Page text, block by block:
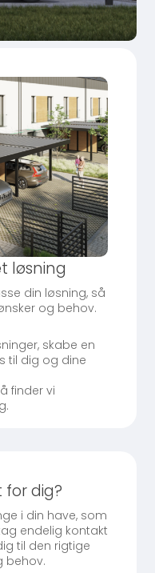
løsning
din løsning, så
og behov.
skabe en
til dig og dine
finder vi
dig?
i din have, som
endelig kontakt
til den rigtige
behov.